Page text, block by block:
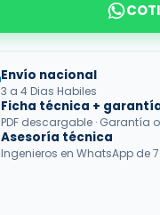
Envío nacional
3 a 4 Dias Habiles
Ficha técnica +
PDF descargable ·
Asesoría técnica
Ingenieros en WhatsApp de